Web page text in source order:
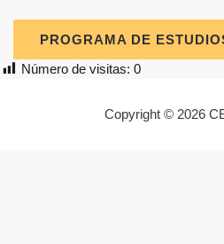
PROGRAMA DE
Número de visitas: 0
Copyright © 2026